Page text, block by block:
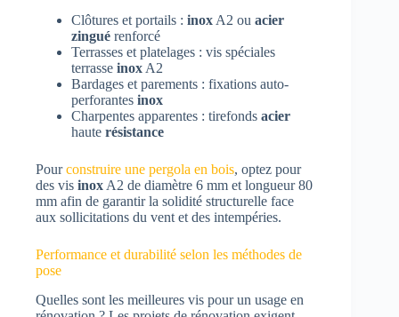
Clôtures et portails : inoxA2 ou acier
zingué renforcé
Terrasses et platelages : vis spéciales
terrasse inoxA2
Bardages et parements : fixations auto-
perforantes inox
Charpentes apparentes : tirefonds acier
haute résistance
Pourconstruire une pergola en bois, optez pour
des vis inoxA2 de diamètre 6 mm et longueur 80
mm afin de garantir la solidité structurelle face
aux sollicitations du vent et des intempéries.
Performance et durabilité selon les méthodes de
pose
Quelles sont les meilleures vis pour un usage en